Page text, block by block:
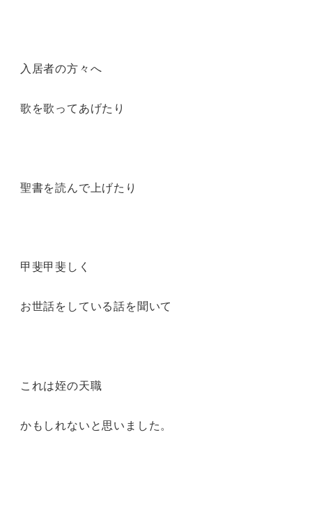
入居者の方々へ
歌を歌ってあげたり
聖書を読んで上げたり
甲斐甲斐しく
お世話をしている話を聞いて
これは姪の天職
かもしれないと思いました。